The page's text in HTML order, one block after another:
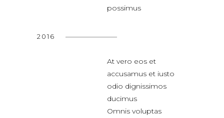
possimus
2016
At vero eos et
accusamus et iusto
odio dignissimos
ducimus
Omnis voluptas